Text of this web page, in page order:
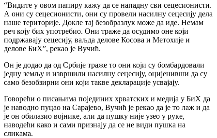
“Видите у овом папиру кажу да се нападну сви сецесионисти.
А они су сецесионисти, они су провели насилну сецесију дела
наше територије. Докле тај безобразлук може да иде. Немам
реч коју бих употребио. Они траже да осудимо оне који
подржавају сецесију, ваљда делове Косова и Метохије и
делове БиХ”, рекао је Вучић.
Он је додао да од Србије траже то они који су бомбардовали
једну земљу и извршили насилну сецесију, оцијенивши да су
само безобзирни они који такве декларације усвајају.
Говорећи о писањима појединих хрватских и медија у БиХ да
је наводно пуцао на Сарајево, Вучић је рекао да је то лаж и да
је он обилазио војнике, али да пушку није узео у руке,
наводећи како и сами признају да се не види пушка на
сликама.